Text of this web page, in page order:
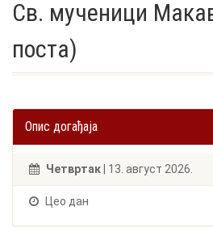
Св. мученици
поста)
Опис догађаја
Четвртак | 13. август 2026.
Цео дан